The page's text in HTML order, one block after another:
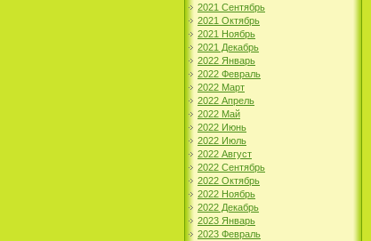
2021 Сентябрь
2021 Октябрь
2021 Ноябрь
2021 Декабрь
2022 Январь
2022 Февраль
2022 Март
2022 Апрель
2022 Май
2022 Июнь
2022 Июль
2022 Август
2022 Сентябрь
2022 Октябрь
2022 Ноябрь
2022 Декабрь
2023 Январь
2023 Февраль